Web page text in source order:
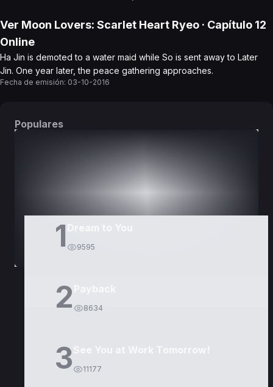
Ver Moon Lovers: Scarlet Heart Ryeo · Capítulo 12
Online
Ha Jin is demoted to a water maid while So is sent away to Later
Jin. One year later, the peace gathering approaches.
Fecha de emisión: 03-10-2016
Populares
1 9595
2 8634
3 11177